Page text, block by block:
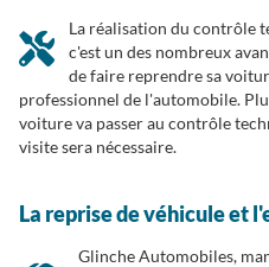
La réalisation du contrôle
c'est un des nombreux
de faire reprendre sa
professionnel de l'automobile.
voiture va passer au contrôle
visite sera nécessaire.
La reprise de véhicule et
Glinche Automobiles,